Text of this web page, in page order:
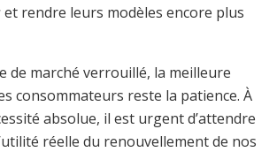
et rendre leurs modèles encore plus
de marché verrouillé, la meilleure
consommateurs reste la patience. À
absolue, il est urgent d’attendre
réelle du renouvellement de nos